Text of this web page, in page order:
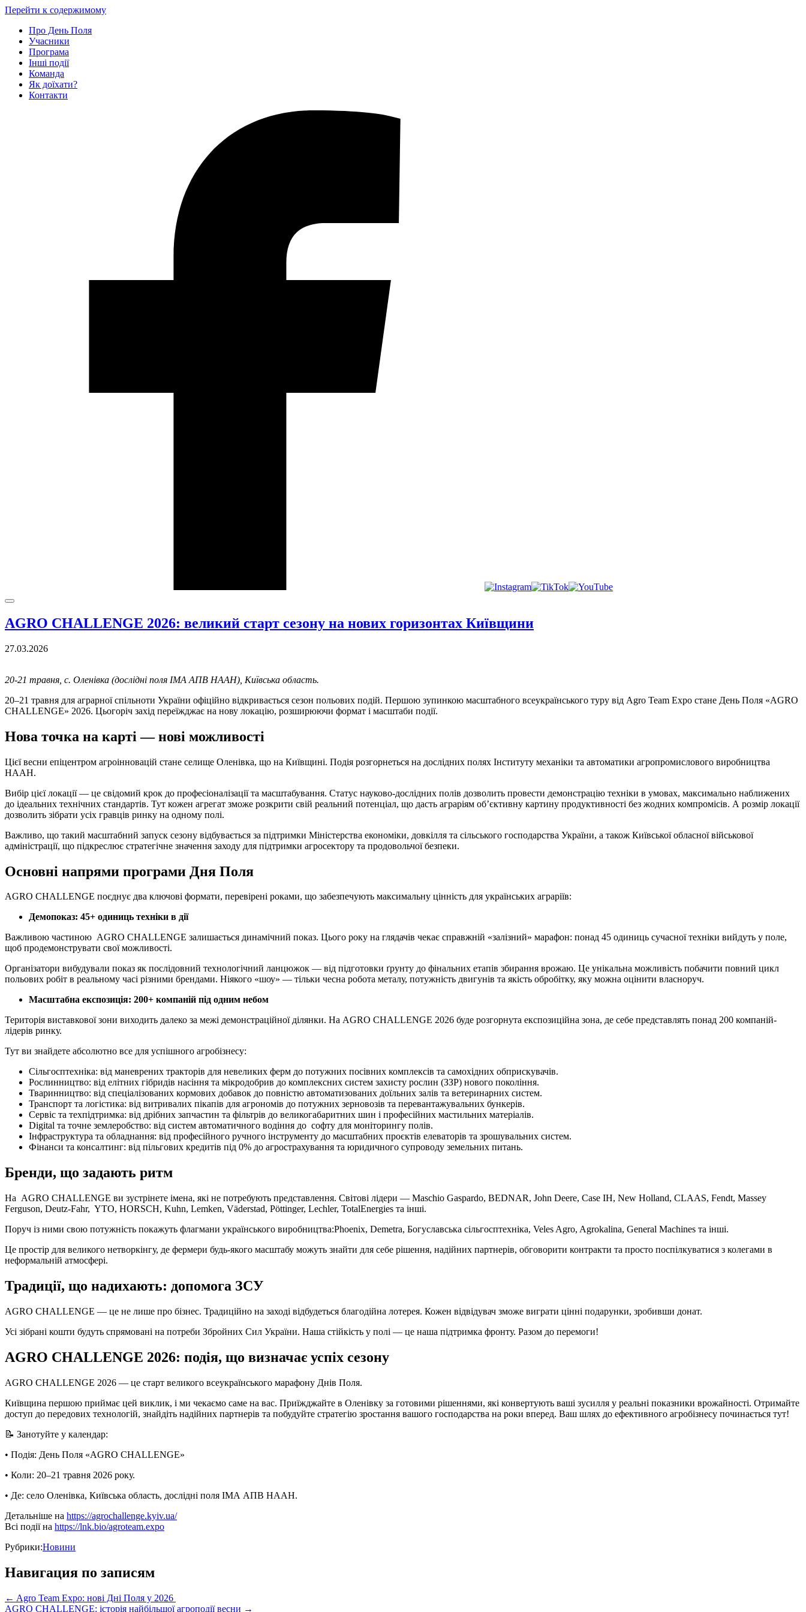
Перейти к содержимому
Про День Поля
Учасники
Програма
Інші події
Команда
Як доїхати?
Контакти
AGRO CHALLENGE 2026: великий старт сезону на нових горизонтах Київщини
27.03.2026
20-21 травня, с. Оленівка (дослідні поля ІМА АПВ НААН), Київська область.
20–21 травня для аграрної спільноти України офіційно відкривається сезон польових подій. Першою зупинкою масштабного всеукраїнського туру від Agro Team Expo стане День Поля «AGRO
CHALLENGE» 2026. Цьогоріч захід переїжджає на нову локацію, розширюючи формат і масштаби події.
Нова точка на карті — нові можливості
Цієї весни епіцентром агроінновацій стане селище Оленівка, що на Київщині. Подія розгорнеться на дослідних полях Інституту механіки та автоматики агропромислового виробництва
НААН.
Вибір цієї локації — це свідомий крок до професіоналізації та масштабування. Статус науково-дослідних полів дозволить провести демонстрацію техніки в умовах, максимально наближених
до ідеальних технічних стандартів. Тут кожен агрегат зможе розкрити свій реальний потенціал, що дасть аграріям об’єктивну картину продуктивності без жодних компромісів. А розмір локації
дозволить зібрати усіх гравців ринку на одному полі.
Важливо, що такий масштабний запуск сезону відбувається за підтримки Міністерства економіки, довкілля та сільського господарства України, а також Київської обласної військової
адміністрації, що підкреслює стратегічне значення заходу для підтримки агросектору та продовольчої безпеки.
Основні напрями програми Дня Поля
AGRO CHALLENGE поєднує два ключові формати, перевірені роками, що забезпечують максимальну цінність для українських аграріїв:
Демопоказ: 45+ одиниць техніки в дії
Важливою частиною AGRO CHALLENGE залишається динамічний показ. Цього року на глядачів чекає справжній «залізний» марафон: понад 45 одиниць сучасної техніки вийдуть у поле,
щоб продемонструвати свої можливості.
Організатори вибудували показ як послідовний технологічний ланцюжок — від підготовки ґрунту до фінальних етапів збирання врожаю. Це унікальна можливість побачити повний цикл
польових робіт в реальному часі різними брендами. Ніякого «шоу» — тільки чесна робота металу, потужність двигунів та якість обробітку, яку можна оцінити власноруч.
Масштабна експозиція: 200+ компаній під одним небом
Територія виставкової зони виходить далеко за межі демонстраційної ділянки. На AGRO CHALLENGE 2026 буде розгорнута експозиційна зона, де себе представлять понад 200 компаній-
лідерів ринку.
Тут ви знайдете абсолютно все для успішного агробізнесу:
Сільгосптехніка: від маневрених тракторів для невеликих ферм до потужних посівних комплексів та самохідних обприскувачів.
Рослинництво: від елітних гібридів насіння та мікродобрив до комплексних систем захисту рослин (ЗЗР) нового покоління.
Тваринництво: від спеціалізованих кормових добавок до повністю автоматизованих доїльних залів та ветеринарних систем.
Транспорт та логістика: від витривалих пікапів для агрономів до потужних зерновозів та перевантажувальних бункерів.
Сервіс та техпідтримка: від дрібних запчастин та фільтрів до великогабаритних шин і професійних мастильних матеріалів.
Digital та точне землеробство: від систем автоматичного водіння до софту для моніторингу полів.
Інфраструктура та обладнання: від професійного ручного інструменту до масштабних проєктів елеваторів та зрошувальних систем.
Фінанси та консалтинг: від пільгових кредитів під 0% до агрострахування та юридичного супроводу земельних питань.
Бренди, що задають ритм
На AGRO CHALLENGE ви зустрінете імена, які не потребують представлення. Світові лідери — Maschio Gaspardo, BEDNAR, John Deere, Case IH, New Holland, CLAAS, Fendt, Massey
Ferguson, Deutz-Fahr, YTO, HORSCH, Kuhn, Lemken, Väderstad, Pöttinger, Lechler, TotalEnergies та інші.
Поруч із ними свою потужність покажуть флагмани українського виробництва:Phoenix, Demetra, Богуславська сільгосптехніка, Veles Agro, Agrokalina, General Machines та інші.
Це простір для великого нетворкінгу, де фермери будь-якого масштабу можуть знайти для себе рішення, надійних партнерів, обговорити контракти та просто поспілкуватися з колегами в
неформальній атмосфері.
Традиції, що надихають: допомога ЗСУ
AGRO CHALLENGE — це не лише про бізнес. Традиційно на заході відбудеться благодійна лотерея. Кожен відвідувач зможе виграти цінні подарунки, зробивши донат.
Усі зібрані кошти будуть спрямовані на потреби Збройних Сил України. Наша стійкість у полі — це наша підтримка фронту. Разом до перемоги!
AGRO CHALLENGE 2026: подія, що визначає успіх сезону
AGRO CHALLENGE 2026 — це старт великого всеукраїнського марафону Днів Поля.
Київщина першою приймає цей виклик, і ми чекаємо саме на вас. Приїжджайте в Оленівку за готовими рішеннями, які конвертують ваші зусилля у реальні показники врожайності. Отримайте
доступ до передових технологій, знайдіть надійних партнерів та побудуйте стратегію зростання вашого господарства на роки вперед. Ваш шлях до ефективного агробізнесу починається тут!
📝 Занотуйте у календар:
• Подія: День Поля «AGRO CHALLENGE»
• Коли: 20–21 травня 2026 року.
• Де: село Оленівка, Київська область, дослідні поля ІМА АПВ НААН.
Детальніше на https://agrochallenge.kyiv.ua/
Всі події на https://lnk.bio/agroteam.expo
Рубрики:Новини
Навигация по записям
← Agro Team Expo: нові Дні Поля у 2026
AGRO CHALLENGE: історія найбільшої агроподії весни →